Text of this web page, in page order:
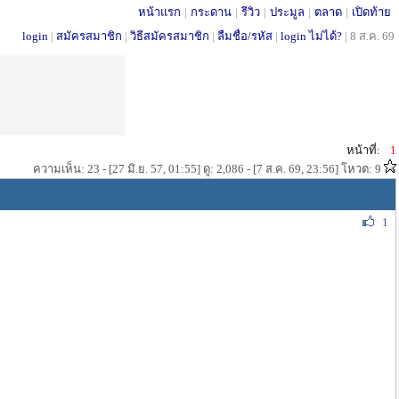
หน้าแรก | กระดาน | รีวิว | ประมูล | ตลาด | เปิดท้าย
login | สมัครสมาชิก | วิธีสมัครสมาชิก | ลืมชื่อ/รหัส | login ไม่ได้? | 8 ส.ค. 69
หน้าที่:
1
ความเห็น: 23 - [27 มิ.ย. 57, 01:55] ดู: 2,086 - [7 ส.ค. 69, 23:56] โหวต: 9
1